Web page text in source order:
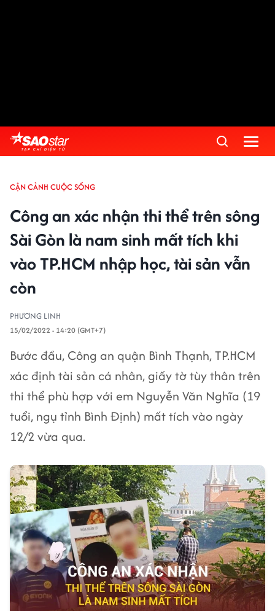
CẬN CẢNH CUỘC SỐNG
Công an xác nhận thi thể trên sông
Sài Gòn là nam sinh mất tích khi
vào TP.HCM nhập học, tài sản vẫn
còn
PHƯƠNG LINH
15/02/2022 - 14:20 (GMT+7)
Bước đầu, Công an quận Bình Thạnh, TP.HCM
xác định tài sản cá nhân, giấy tờ tùy thân trên
thi thể phù hợp với em Nguyễn Văn Nghĩa (19
tuổi, ngụ tỉnh Bình Định) mất tích vào ngày
12/2 vừa qua.